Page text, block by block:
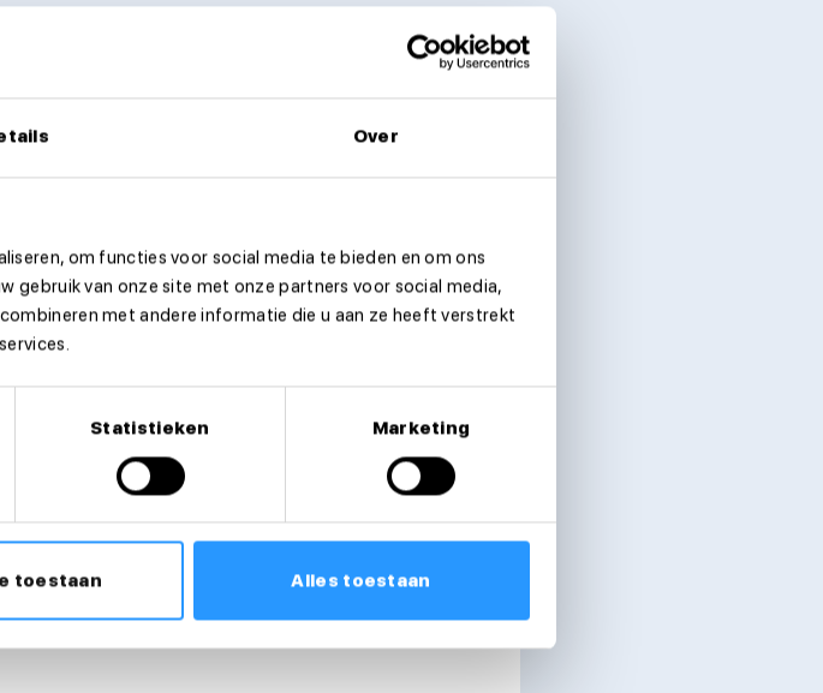
Over
om functies voor social media te bieden en om ons
gebruik van onze site met onze partners voor social media,
met andere informatie die u aan ze heeft verstrekt
Statistieken Marketing
toestaan Alles toestaan